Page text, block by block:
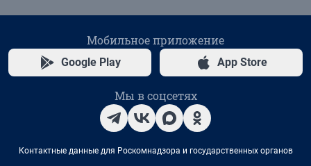
Мобильное приложение
Google Play App Store
Мы в соцсетях
Контактные данные для Роскомнадзора и государственных органов